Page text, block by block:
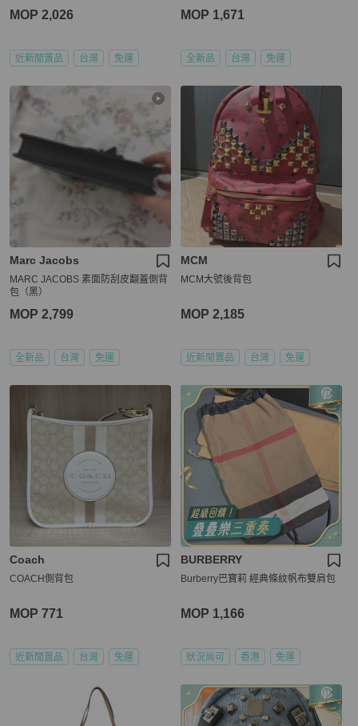
MOP 2,026
近新閒置品 台灣 免運
MOP 1,671
全新品 台灣 免運
Marc Jacobs
MARC JACOBS 素面防刮皮翻蓋側背
包（黑）
MOP 2,799
全新品 台灣 免運
MCM
MCM大號後背包
MOP 2,185
近新閒置品 台灣 免運
Coach
COACH側背包
MOP 771
近新閒置品 台灣 免運
BURBERRY
Burberry巴寶莉 經典條紋帆布雙肩包
MOP 1,166
狀況尚可 香港 免運